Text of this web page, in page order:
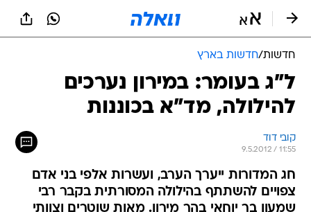
חדשות/חדשות בארץ
ל"ג בעומר: במירון נערכים
להילולה, מד"א בכוננות
קובי דוד
9.5.2012 / 11:55
חג המדורות ייערך הערב, ועשרות אלפי בני אדם
צפויים להשתתף בהילולה המסורתית בקבר רבי
שמעון בר יוחאי בהר מירון. מאות שוטרים וצוותי